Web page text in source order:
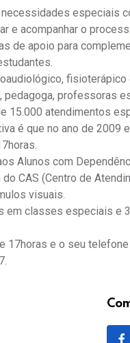
especiais
e acompanhar o
de apoio para
professoras
15.000 atendimentos
é que no ano de 2009
Alunos com
CAS (Centro de
visuais.
em classes especiais e
17horas e o seu